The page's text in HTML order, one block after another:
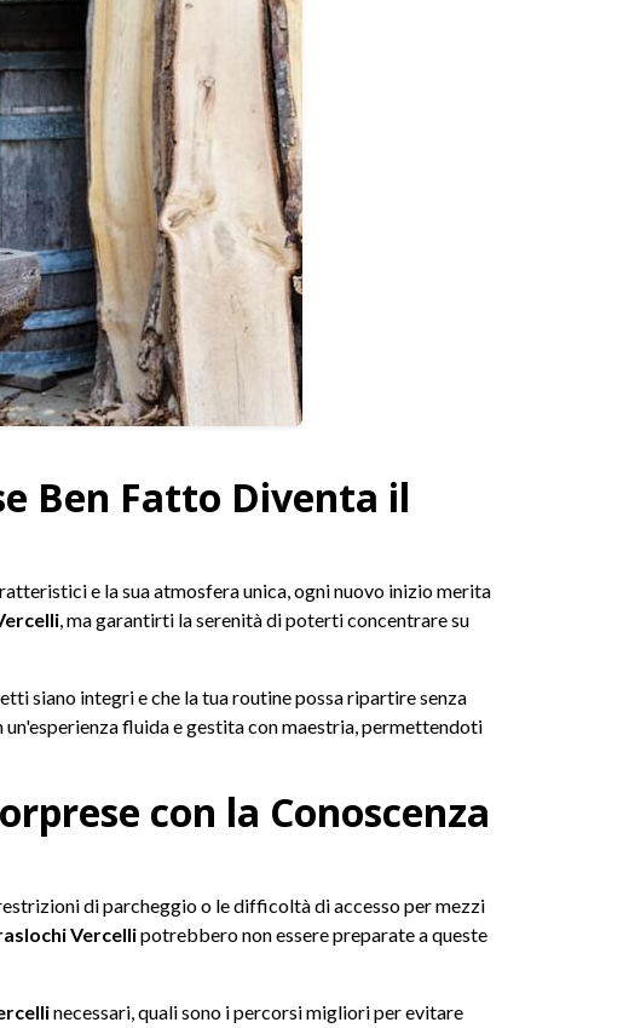
Ben Fatto Diventa il
e la sua atmosfera unica, ogni nuovo inizio merita
, ma garantirti la serenità di poterti concentrare su
siano integri e che la tua routine possa ripartire senza
fluida e gestita con maestria, permettendoti
con la Conoscenza
di parcheggio o le difficoltà di accesso per mezzi
Vercellipotrebbero non essere preparate a queste
necessari, quali sono i percorsi migliori per evitare